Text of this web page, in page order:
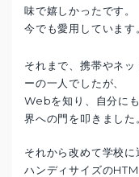
味で嬉しかったです。
今でも愛用しています
それまで、携帯やネ
ーの一人でしたが、
Webを知り、自分に
界への門を叩きました
それから改めて学校
ハンディサイズの